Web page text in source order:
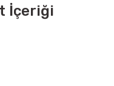
İçeriği